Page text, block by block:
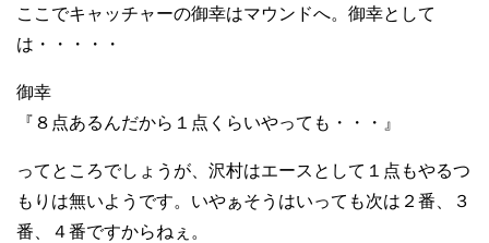
ここでキャッチャーの御幸はマウンドへ。御幸として
は・・・・・
御幸
『８点あるんだから１点くらいやっても・・・』
ってところでしょうが、沢村はエースとして１点もやるつ
もりは無いようです。いやぁそうはいっても次は２番、３
番、４番ですからねぇ。